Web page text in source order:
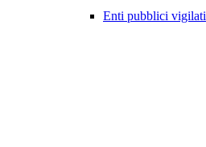
Enti pubblici vigilati